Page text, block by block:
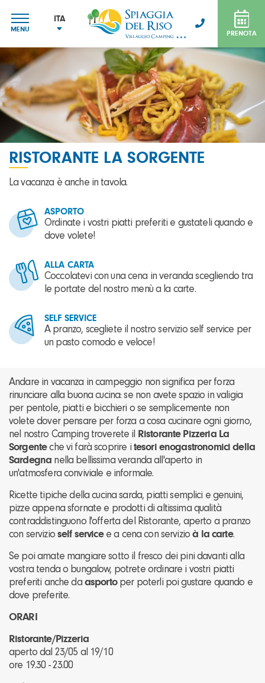
MENU
ITA
ENG
DEU
PRENOTA
RISTORANTE LA SORGENTE
La vacanza è anche in tavola.
ASPORTO
Ordinate i vostri piatti preferiti e gustateli quando e
dove volete!
ALLA CARTA
Coccolatevi con una cena in veranda scegliendo tra
le portate del nostro menù a la carte.
SELF SERVICE
A pranzo, scegliete il nostro servizio self service per
un pasto comodo e veloce!
Andare in vacanza in campeggio non significa per forza
rinunciare alla buona cucina: se non avete spazio in valigia
per pentole, piatti e bicchieri o se semplicemente non
volete dover pensare per forza a cosa cucinare ogni giorno,
nel nostro Camping troverete il Ristorante Pizzeria La
Sorgenteche vi farà scoprire i tesori enogastronomici della
Sardegna nella bellissima veranda all'aperto in
un'atmosfera conviviale e informale.
Ricette tipiche della cucina sarda, piatti semplici e genuini,
pizze appena sfornate e prodotti di altissima qualità
contraddistinguono l'offerta del Ristorante, aperto a pranzo
con servizio self servicee a cena con servizioà la carte.
Se poi amate mangiare sotto il fresco dei pini davanti alla
vostra tenda o bungalow, potrete ordinare i vostri piatti
preferiti anche da asportoper poterli poi gustare quando e
dove preferite.
ORARI
Ristorante/Pizzeria
aperto dal 23/05 al 19/10
ore 19.30 - 23.00